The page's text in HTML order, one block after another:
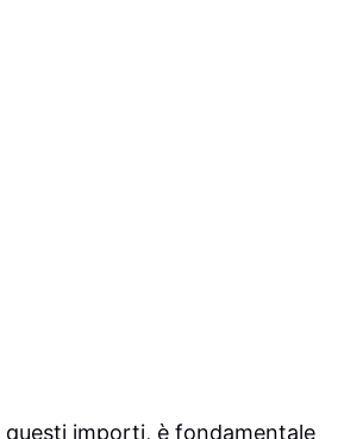
questi importi, è fondamentale